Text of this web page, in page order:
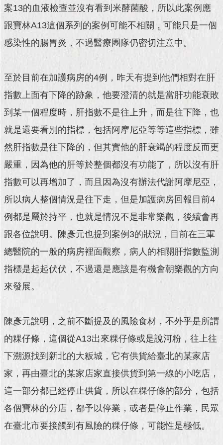
民
互
動
主
題
館
回
首
頁
網
站
覽
English
見
問
答
新
聞
澄
雙
詞
彙
台
案13的血液檢查並沒有看到米酵菌酸，所以此案例應
跟寶林A13這個系列的案例可能不相關，可能只是一個
感染性的腸胃炎，不過醫療團隊仍密切注意中。
至於目前在加護病房的4例，昨天有提到他們相對在肝
指數上面有下降的跡象，他要澄清的就是當肝功能衰敗
到某一個程度時，肝指數不是往上升，而是往下降，也
就是還要看別的指標，包括阿摩尼亞等等這些指標，雖
然肝指數是往下降的，但其實他的肝衰竭的程度反而更
嚴重，因為他的肝等於整個都沒有功能了，所以沒有肝
指數可以再增加了，而且因為沒有辦法代謝阿摩尼亞，
所以病人整個情況是往下走，但是加護病房回報目前4
例都是屬於持平，也就是情況不是非常樂觀，後續會再
跟各位說明。陳彥元也提到案例3的狀況，目前在三軍
總醫院的一般的病房裡面觀察，病人的相關肝指數監測
指標是起起伏伏，不過還是應該是有機會朝樂觀的方向
來發展。
陳彥元說明，之前不斷提及的風險食材，不外乎是所謂
的粿仔條，這個從A13出來粿仔條或是說河粉，往上往
下溯源找到新北的大粄城，它有供貨給臺北的某家店
家，再由臺北的某家店家直接供貨到第一線的小吃店，
這一部分都已經停止供貨，所以在粿仔條的部分，包括
各個寶林的分店，都予以停業，或者是停止作業，民眾
在臺北市要接觸到有風險的粿仔條，可能性是極低。